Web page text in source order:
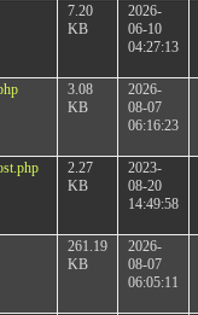
7.20
KB
2026-
06-10
04:27:13
3.08
KB
2026-
08-07
06:16:23
2.27
KB
2023-
08-20
14:49:58
261.19
KB
2026-
08-07
06:05:11